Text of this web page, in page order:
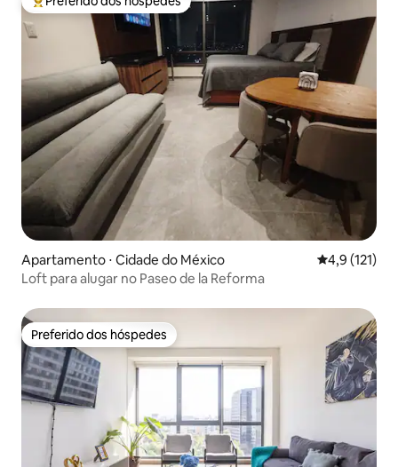
Entre os melhores preferidos dos hóspedes
Apartamento ⋅ Cidade do México 4,9 de uma
4,9 (121)
Loft para alugar no Paseo de la Reforma
Preferido dos hóspedes
Preferido dos hóspedes